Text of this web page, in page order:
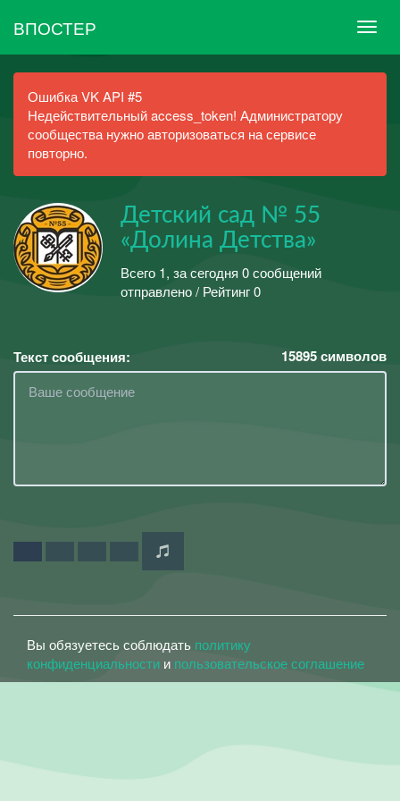
ВПОСТЕР
Ошибка VK API #5
Недействительный access_token! Администратору
сообщества нужно авторизоваться на сервисе
повторно.
Детский сад № 55
«Долина Детства»
Всего 1, за сегодня 0 сообщений
отправлено / Рейтинг 0
Текст сообщения: 15895символов
Вы обязуетесь соблюдать политику
конфиденциальности и пользовательское соглашение